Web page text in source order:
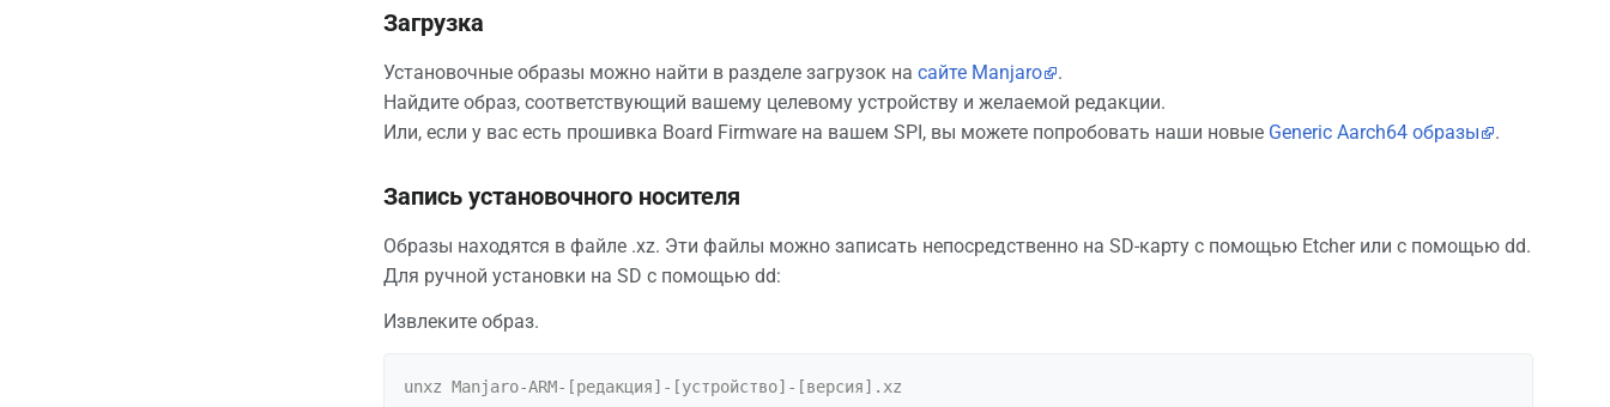
Загрузка
Установочные образы можно найти в разделе загрузок на сайте Manjaro
.
Найдите образ, соответствующий вашему целевому устройству и желаемой редакции.
Или, если у вас есть прошивка Board Firmware на вашем SPI, вы можете попробовать наши новые Generic Aarch64 образы .
Запись установочного носителя
Образы находятся в файле .xz. Эти файлы можно записать непосредственно на SD-карту с помощью Etcher или с помощью dd.
Для ручной установки на SD с помощью dd:
Извлеките образ.